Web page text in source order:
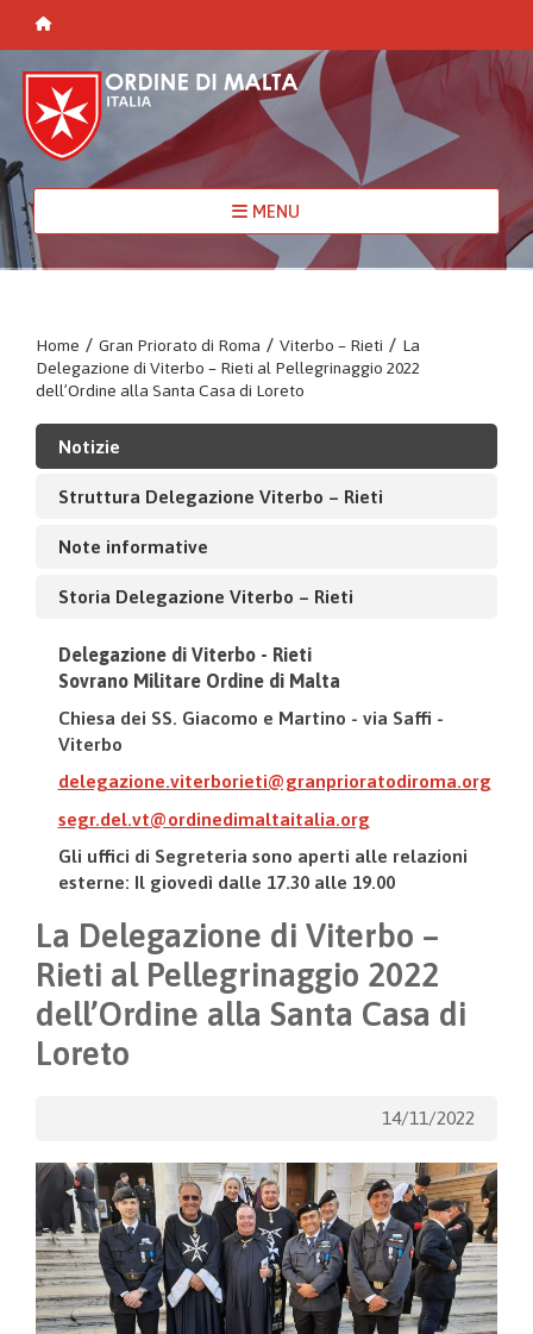
MENU
Home / Gran Priorato di Roma / Viterbo – Rieti / La
Delegazione di Viterbo – Rieti al Pellegrinaggio 2022
dell’Ordine alla Santa Casa di Loreto
Notizie
Struttura Delegazione Viterbo – Rieti
Note informative
Storia Delegazione Viterbo – Rieti
Delegazione di Viterbo - Rieti
Sovrano Militare Ordine di Malta
Chiesa dei SS. Giacomo e Martino - via Saffi -
Viterbo
delegazione.viterborieti@granprioratodiroma.org
segr.del.vt@ordinedimaltaitalia.org
Gli uffici di Segreteria sono aperti alle relazioni
esterne: Il giovedì dalle 17.30 alle 19.00
La Delegazione di Viterbo –
Rieti al Pellegrinaggio 2022
dell’Ordine alla Santa Casa di
Loreto
14/11/2022